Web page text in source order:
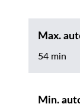
Max.
54 min
Min.